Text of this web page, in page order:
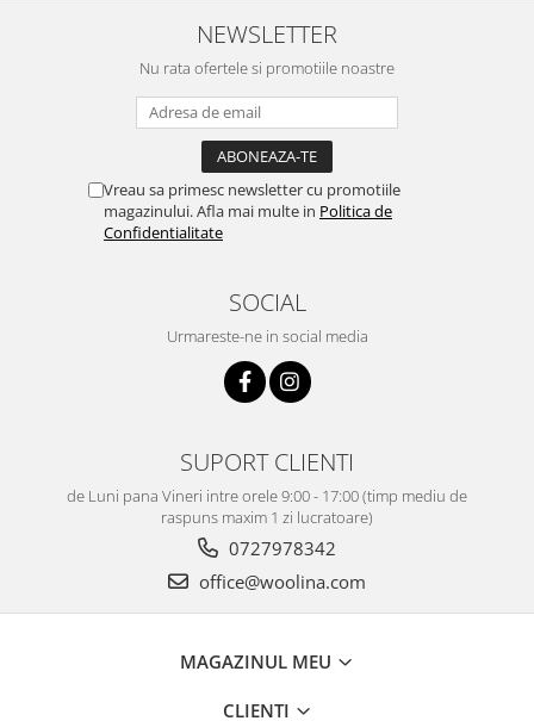
NEWSLETTER
Nu rata ofertele si promotiile noastre
Vreau sa primesc newsletter cu promotiile
magazinului. Afla mai multe in Politica de
Confidentialitate
SOCIAL
Urmareste-ne in social media
SUPORT CLIENTI
de Luni pana Vineri intre orele 9:00 - 17:00 (timp mediu de
raspuns maxim 1 zi lucratoare)
0727978342
office@woolina.com
MAGAZINUL MEU
CLIENTI